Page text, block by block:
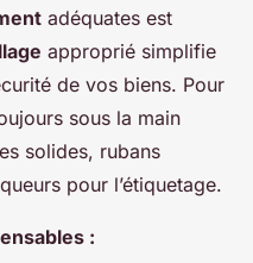
adéquates est
approprié simplifie
de vos biens. Pour
sous la main
solides, rubans
pour l’étiquetage.
: